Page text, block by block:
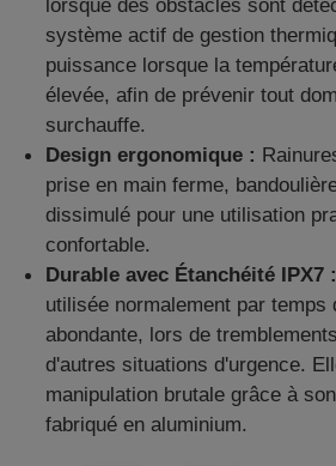
lorsque des obstacles sont
système actif de gestion
puissance lorsque la
élevée, afin de prévenir tout
surchauffe.
Design ergonomique :
prise en main ferme,
dissimulé pour une utilisation
confortable.
Durable avec Étanchéité IPX7 :
utilisée normalement par temps
abondante, lors de
d'autres situations d'urgence.
manipulation brutale grâce à
fabriqué en aluminium.